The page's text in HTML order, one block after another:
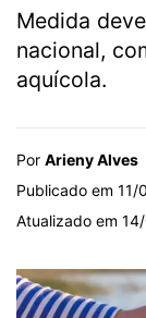
Medida
nacional,
aquícola.
Por Arieny Alves
Publicado em
Atualizado em